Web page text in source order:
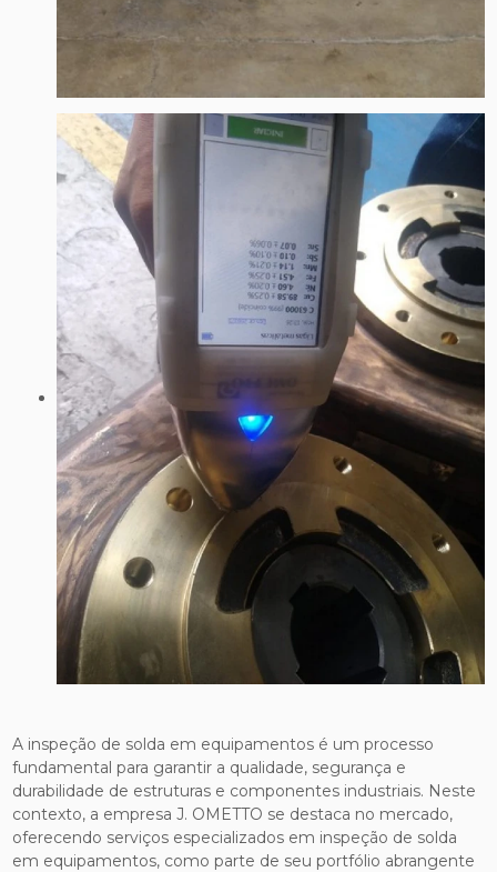
A inspeção de solda em equipamentos é um processo
fundamental para garantir a qualidade, segurança e
durabilidade de estruturas e componentes industriais. Neste
contexto, a empresa J. OMETTO se destaca no mercado,
oferecendo serviços especializados em inspeção de solda
em equipamentos, como parte de seu portfólio abrangente